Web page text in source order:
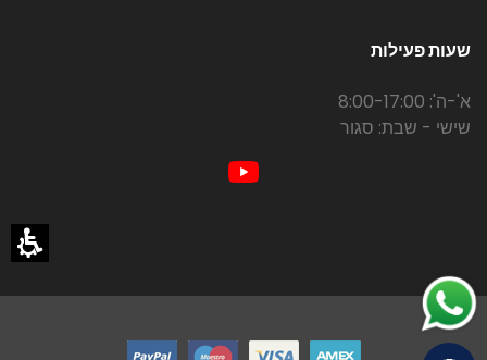
שעות פעילות
א'-ה': 8:00-17:00
שישי - שבת: סגור